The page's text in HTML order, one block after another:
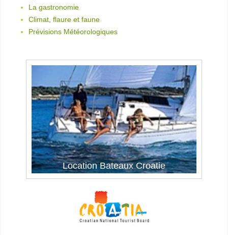
La gastronomie
Climat, flaure et faune
Prévisions Météorologiques
Location Bateaux Croatie
La voile en Croatie